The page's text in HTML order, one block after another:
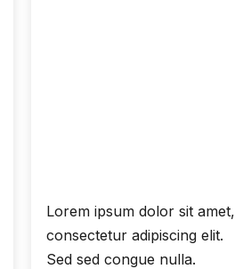
Lorem ipsum dolor sit amet,
consectetur adipiscing elit.
Sed sed congue nulla.